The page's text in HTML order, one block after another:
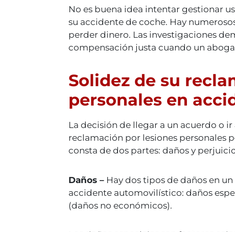
No es buena idea intentar gestionar
su accidente de coche. Hay
perder dinero. Las investigaciones
compensación justa cuando un
Solidez de su
personales en
La decisión de llegar a un acuerdo o
reclamación por lesiones personales
consta de dos partes: daños y
Daños – Hay dos tipos de daños en
accidente automovilístico: daños
(daños no económicos).